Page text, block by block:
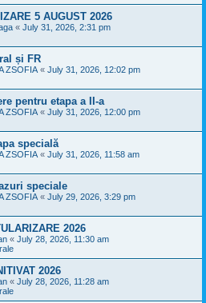
5 AUGUST 2026
« July 31, 2026, 2:31 pm
și FR
ZSOFIA « July 31, 2026, 12:02 pm
pentru etapa a II-a
ZSOFIA « July 31, 2026, 12:00 pm
specială
ZSOFIA « July 31, 2026, 11:58 am
speciale
ZSOFIA « July 29, 2026, 3:29 pm
2026
« July 28, 2026, 11:30 am
2026
« July 28, 2026, 11:28 am